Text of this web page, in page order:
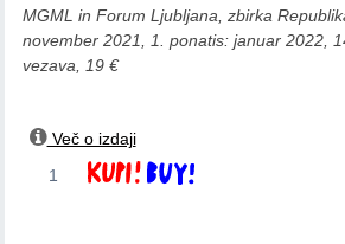
MGML in Forum Ljubljana, zbirka
november 2021, 1. ponatis: januar 2022,
vezava, 19 €
Več o izdaji
Dodaj v košarico